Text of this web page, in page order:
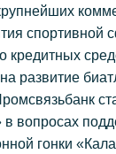
спортивной
кредитных
развитие
вопросах
гонки